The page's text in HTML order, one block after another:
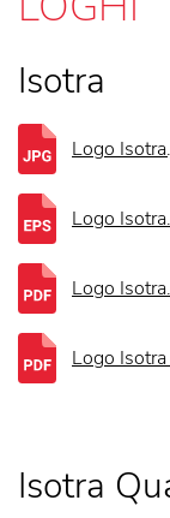
Isotra
Logo
Logo
Logo
Logo
Isotra